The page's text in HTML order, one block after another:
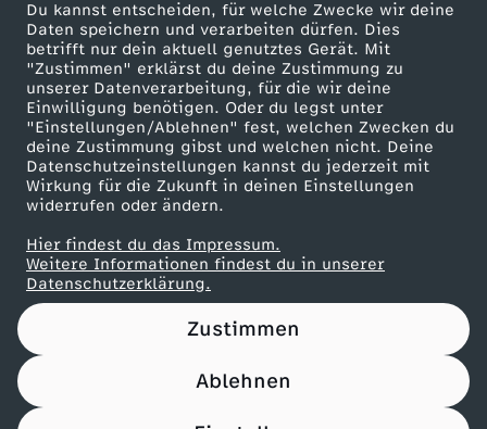
Du kannst entscheiden, für welche Zwecke wir deine
Daten speichern und verarbeiten dürfen. Dies
betrifft nur dein aktuell genutztes Gerät. Mit
"Zustimmen" erklärst du deine Zustimmung zu
unserer Datenverarbeitung, für die wir deine
Einwilligung benötigen. Oder du legst unter
"Einstellungen/Ablehnen" fest, welchen Zwecken du
deine Zustimmung gibst und welchen nicht. Deine
Datenschutzeinstellungen kannst du jederzeit mit
Wirkung für die Zukunft in deinen Einstellungen
widerrufen oder ändern.
Hier findest du das Impressum.
Weitere Informationen findest du in unserer
Datenschutzerklärung.
Zustimmen
Ablehnen
ZDF goes Schule
Werbefernsehen
Mainzelmännchen
Partner
Nutzungsbedingungen